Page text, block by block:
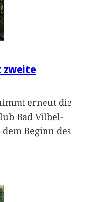
zweite
erneut die
Bad Vilbel-
Beginn des